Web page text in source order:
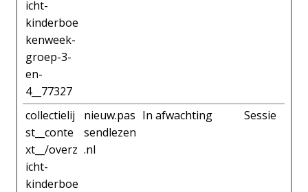
icht-
kinderboe
kenweek-
groep-3-
en-
4__77327
collectielij
st__conte
xt__/overz
icht-
kinderboe
nieuw.pas
sendlezen
.nl
In afwachting Sessie